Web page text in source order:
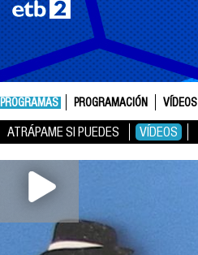
PROGRAMAS PROGRAMACIÓN VÍDEOS
ATRÁPAME SI PUEDES VÍDEOS